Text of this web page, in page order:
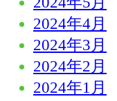
2024年4月
2024年3月
2024年2月
2024年1月